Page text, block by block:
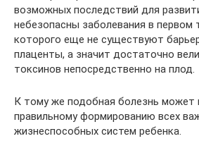
возможных последствий для
небезопасны заболевания в первом
которого еще не существуют
плаценты, а значит достаточно
токсинов непосредственно на плод.
К тому же подобная болезнь может
правильному формированию всех
жизнеспособных систем ребенка.